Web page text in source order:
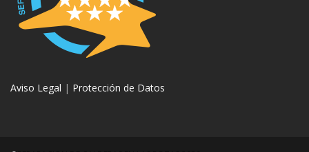
Aviso Legal | Protección de Datos